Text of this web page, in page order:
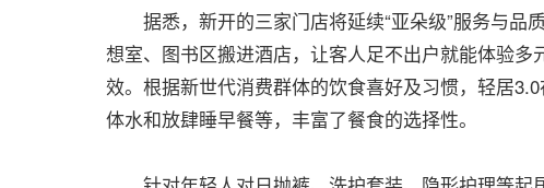
据悉，新开的三家门店将延续“亚朵级”服务与品
想室、图书区搬进酒店，让客人足不出户就能体验
效。根据新世代消费群体的饮食喜好及习惯，轻居
体水和放肆睡早餐等，丰富了餐食的选择性。